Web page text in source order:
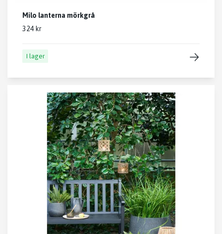
Milo lanterna mörkgrå
324 kr
I lager